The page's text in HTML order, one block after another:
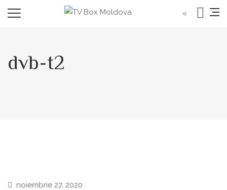
0
dvb-t2
noiembrie 27, 2020